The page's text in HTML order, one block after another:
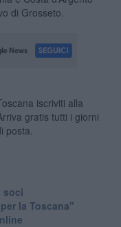
di Grosseto.
iscriviti alla
gratis tutti i giorni
posta.
soci
la Toscana"